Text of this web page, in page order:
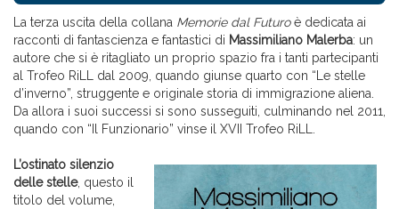
La terza uscita della collana Memorie dal Futuroè dedicata ai
racconti di fantascienza e fantastici di Massimiliano Malerba: un
autore che si è ritagliato un proprio spazio fra i tanti partecipanti
al Trofeo RiLL dal 2009, quando giunse quarto con “Le stelle
d’inverno”, struggente e originale storia di immigrazione aliena.
Da allora i suoi successi si sono susseguiti, culminando nel 2011,
quando con “Il Funzionario” vinse il XVII Trofeo RiLL.
L’ostinato silenzio
delle stelle, questo il
titolo del volume,